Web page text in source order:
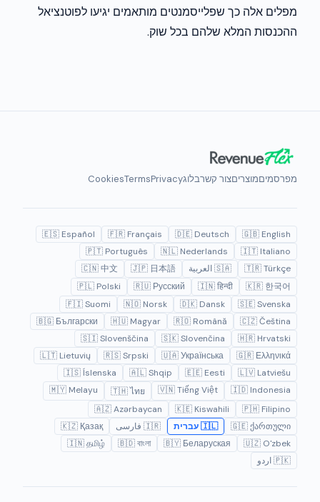
מפלים אלה כך שפלייסמנטים מותאמים יגיעו לפוטנציאל
ההכנסות המלא שלהם בכל שוק.
מפרסמיםמוצריםצור קשרבלוגPrivacy
Terms
Cookies
🇬🇧 English
🇩🇪 Deutsch
🇫🇷 Français
🇪🇸 Español
🇮🇹 Italiano
🇳🇱 Nederlands
🇵🇹 Português
🇹🇷 Türkçe
🇸🇦 العربية 🇯🇵 日本語
🇨🇳 中文
🇰🇷 한국어
🇮🇳 हिन्दी
🇷🇺 Русский
🇵🇱 Polski
🇸🇪 Svenska
🇩🇰 Dansk
🇳🇴 Norsk
🇫🇮 Suomi
🇨🇿 Čeština
🇷🇴 Română
🇭🇺 Magyar
🇧🇬 Български
🇭🇷 Hrvatski
🇸🇰 Slovenčina
🇸🇮 Slovenščina
🇬🇷 Ελληνικά
🇺🇦 Українська
🇷🇸 Srpski
🇱🇹 Lietuvių
🇱🇻 Latviešu
🇪🇪 Eesti
🇦🇱 Shqip
🇮🇸 Íslenska
🇮🇩 Indonesia
🇻🇳 Tiếng Việt
🇹🇭 ไทย
🇲🇾 Melayu
🇵🇭 Filipino
🇰🇪 Kiswahili
🇦🇿 Azərbaycan
🇬🇪 ქართული
🇮🇱 עברית 🇮🇷 فارسی
🇰🇿 Қазақ
🇺🇿 O'zbek
🇧🇾 Беларуская
🇧🇩 বাংলা
🇮🇳 தமிழ்
🇵🇰 اردو